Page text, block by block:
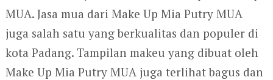
MUA. Jasa mua dari Make Up Mia Putry MUA
juga salah satu yang berkualitas dan populer di
kota Padang. Tampilan makeu yang dibuat oleh
Make Up Mia Putry MUA juga terlihat bagus dan